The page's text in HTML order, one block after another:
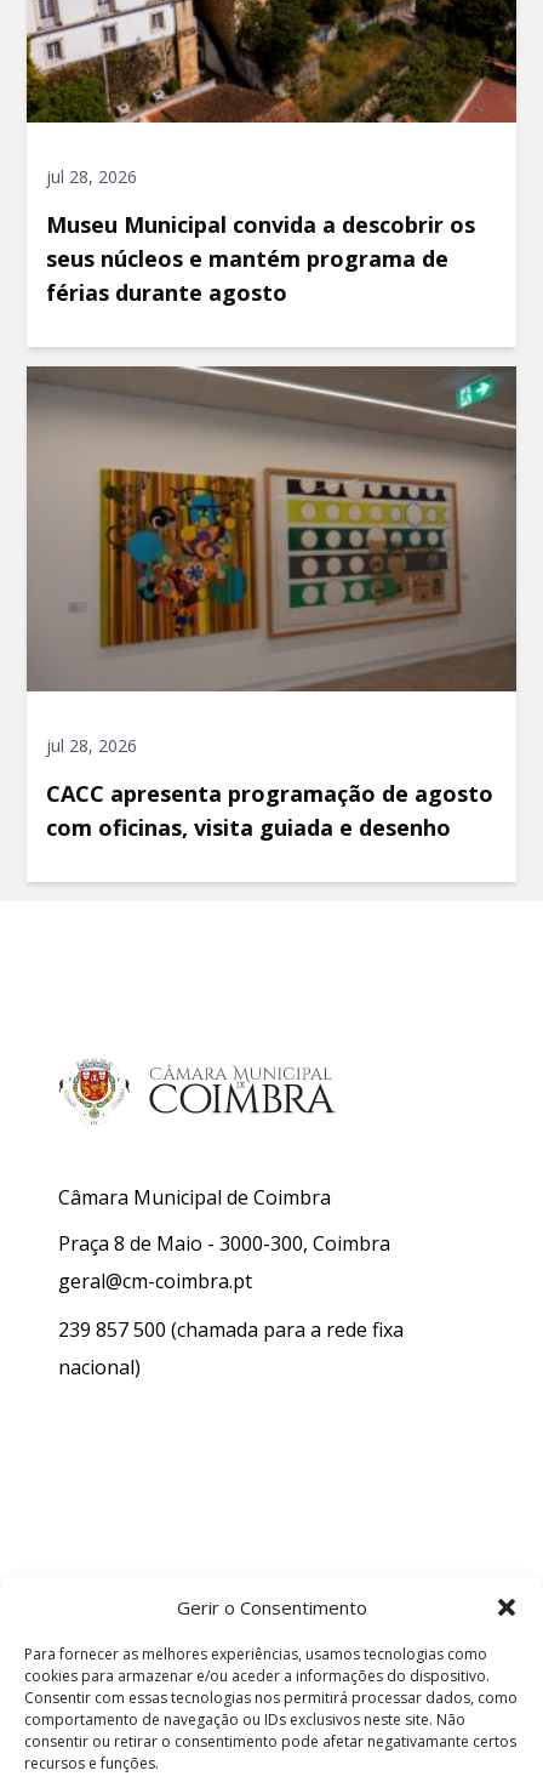
Gerir o Consentimento
Para fornecer as melhores experiências, usamos tecnologias como
cookies para armazenar e/ou aceder a informações do dispositivo.
Consentir com essas tecnologias nos permitirá processar dados, como
comportamento de navegação ou IDs exclusivos neste site. Não
consentir ou retirar o consentimento pode afetar negativamante certos
recursos e funções.
jul 28, 2026
Museu Municipal convida a descobrir os
seus núcleos e mantém programa de
férias durante agosto
jul 28, 2026
CACC apresenta programação de agosto
com oficinas, visita guiada e desenho
Câmara Municipal de Coimbra
Praça 8 de Maio - 3000-300, Coimbra
geral@cm-coimbra.pt
239 857 500 (chamada para a rede fixa
nacional)